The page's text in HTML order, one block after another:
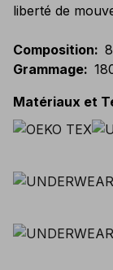
liberté de
Composition:
Grammage:
Matériaux et